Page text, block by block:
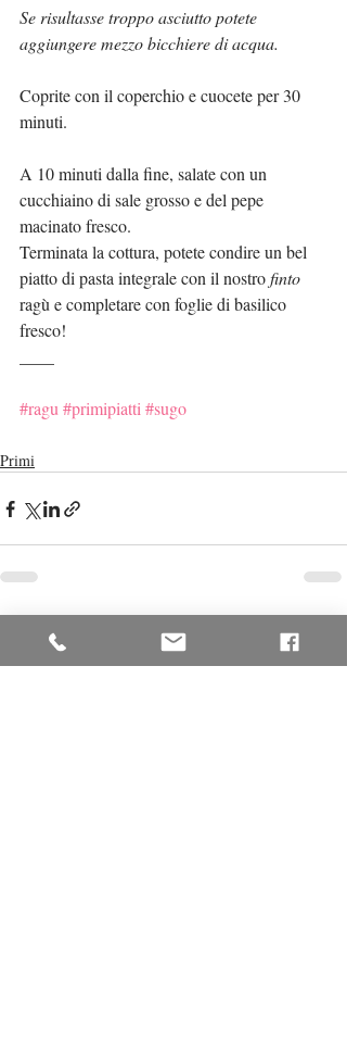
Se risultasse troppo asciutto potete
aggiungere mezzo bicchiere di acqua.
Coprite con il coperchio e cuocete per 30
minuti.
A 10 minuti dalla fine, salate con un
cucchiaino di sale grosso e del pepe
macinato fresco.
Terminata la cottura, potete condire un bel
piatto di pasta integrale con il nostro finto
ragù e completare con foglie di basilico
fresco!
#ragu #primipiatti #sugo
Primi
Post recenti Mostra tutti